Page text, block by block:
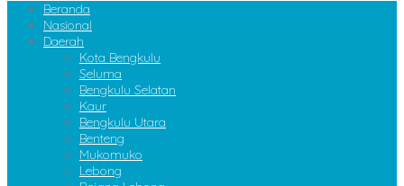
Beranda
Nasional
Daerah
Kota Bengkulu
Seluma
Bengkulu Selatan
Kaur
Bengkulu Utara
Benteng
Mukomuko
Lebong